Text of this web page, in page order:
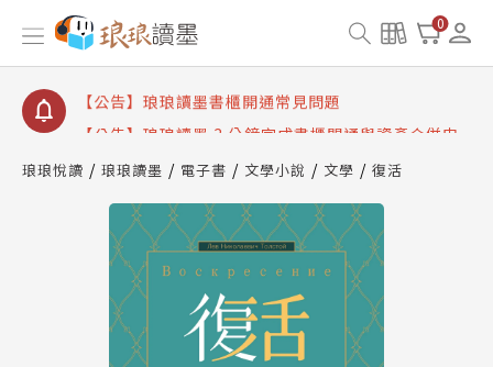
0
【公告】琅琅讀墨數位閱讀資產合併與書櫃開通申請
【公告】琅琅讀墨書櫃開通常見問題
【公告】琅琅讀墨 3 分鐘完成書櫃開通與資產合併申
查詢
【公告】琅琅讀墨數位閱讀資產合併與書櫃開通申請
琅琅悅讀 琅琅讀墨 電子書 文學小說 文學 復活